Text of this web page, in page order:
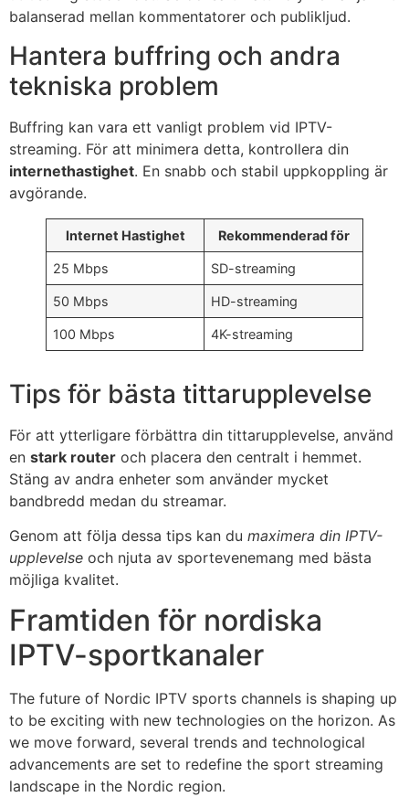
balanserad mellan kommentatorer och publikljud.
Hantera buffring och andra
tekniska problem
Buffring kan vara ett vanligt problem vid IPTV-
streaming. För att minimera detta, kontrollera din
internethastighet. En snabb och stabil uppkoppling är
avgörande.
Internet Hastighet Rekommenderad för
25 Mbps SD-streaming
50 Mbps HD-streaming
100 Mbps 4K-streaming
Tips för bästa tittarupplevelse
För att ytterligare förbättra din tittarupplevelse, använd
en stark router och placera den centralt i hemmet.
Stäng av andra enheter som använder mycket
bandbredd medan du streamar.
Genom att följa dessa tips kan du maximera din IPTV-
upplevelse och njuta av sportevenemang med bästa
möjliga kvalitet.
Framtiden för nordiska
IPTV-sportkanaler
The future of Nordic IPTV sports channels is shaping up
to be exciting with new technologies on the horizon. As
we move forward, several trends and technological
advancements are set to redefine the sport streaming
landscape in the Nordic region.